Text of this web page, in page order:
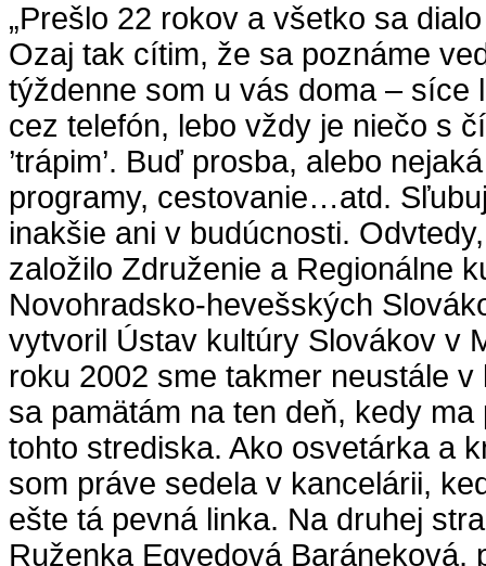
„Prešlo 22 rokov a všetko sa
Ozaj tak cítim, že sa poznáme
týždenne som u vás doma – síce
cez telefón, lebo vždy je niečo s
’trápim’. Buď prosba, alebo
programy, cestovanie…atd.
inakšie ani v budúcnosti.
založilo Združenie a Regionálne
Novohradsko-hevešských
vytvoril Ústav kultúry Slovákov v
roku 2002 sme takmer neustále
sa pamätám na ten deň, kedy
tohto strediska. Ako osvetárka a
som práve sedela v kancelárii,
ešte tá pevná linka. Na druhej
Ruženka Egyedová Baráneková,